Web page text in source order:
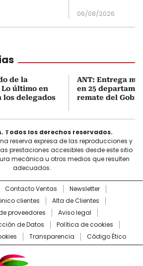
06/08/2026
de la
Lo último en
los delegados
ANT: Entrega
en 25
remate del
Todos los derechos reservados.
reserva expresa de las reproducciones y
prestaciones accesibles desde este sitio
mecánica u otros medios que resulten
adecuados.
Contacto Ventas
Newsletter
clientes
Alta de Clientes
proveedores
Aviso legal
de Datos
Política de cookies
Transparencia Código Ético